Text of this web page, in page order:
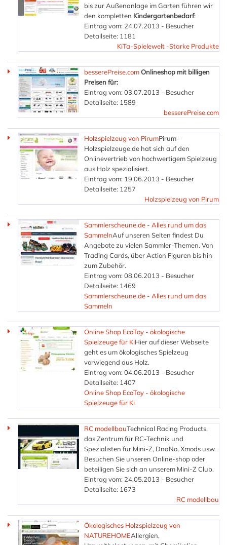
bis zur Außenanlage im Garten führen wir
den kompletten Kindergartenbedarf:
Eintrag vom: 24.07.2013 - Besucher
Detailseite: 1181
KiTa-Spielewelt -Starke Produkte
besserePreise.comOnlineshop mit billigen
Preisen für:
Eintrag vom: 03.07.2013 - Besucher
Detailseite: 1589
besserePreise.com
Holzspielzeug von PirumPirum-
Holzspielzeuge.de hat sich auf den
Onlinevertrieb von hochwertigem Spielzeug
aus Holz spezialisiert.
Eintrag vom: 19.06.2013 - Besucher
Detailseite: 1257
Holzspielzeug von Pirum
Sammlerscheune.de - Alles rund um das
SammelnAuf unseren Seiten findest Du
Angebote zu vielen Sammler-Themen. Von
Trading Cards, über Action Figuren bis hin
zum Zubehör.
Eintrag vom: 08.06.2013 - Besucher
Detailseite: 1469
Sammlerscheune.de - Alles rund um das
Sammeln
Online Shop EcoToy - ökologische
Spielzeuge für KiHier auf dieser Webseite
geht es um ökologisches Spielzeug
vorwiegend aus Holz.
Eintrag vom: 04.06.2013 - Besucher
Detailseite: 1407
Online Shop EcoToy - ökologische
Spielzeuge für Ki
RC modellbauTechnical Racing Products,
das Zentrum für RC-Technik und
Spezialisten für Mini-Z, DnaNo, Xmods usw.
Besuchen Sie unseren Online-shop oder
beteiligen Sie sich an unserem Mini-Z Club.
Eintrag vom: 24.05.2013 - Besucher
Detailseite: 1673
RC modellbau
Ökologisches Holzspielzeug von
NATUREHOMEAllergien,